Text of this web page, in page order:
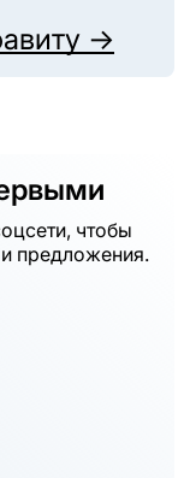
→
чтобы
предложения.